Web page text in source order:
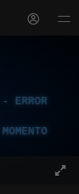
ERROR